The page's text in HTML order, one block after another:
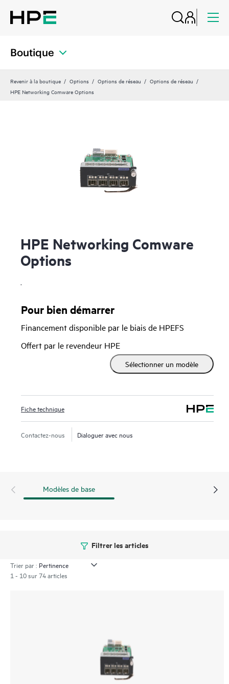
Boutique
Revenir à la boutique Options Options de réseau
Options de réseau
HPE Networking Comware Options
HPE Networking Comware
Options
.
Pour bien démarrer
Financement disponible par le biais de HPEFS
Offert par le revendeur HPE
Sélectionner un modèle
Fiche technique
Contactez-nous Dialoguer avec nous
Modèles de base
Filtrer les articles
Trier par :
1 - 10 sur 74 articles